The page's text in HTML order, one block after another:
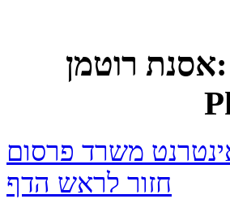
אסנת רוטמן: Phone: 04-682-0748 Mobile
חזור לראש הדף